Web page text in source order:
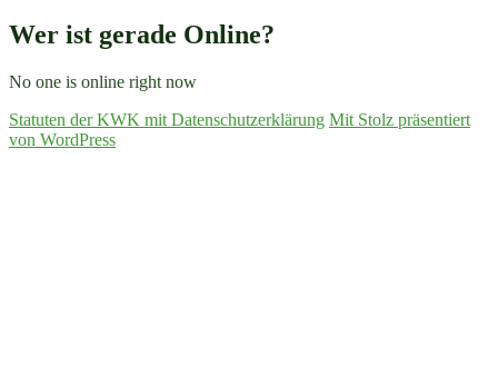
Wer ist gerade Online?
No one is online right now
Statuten der KWK mit Datenschutzerklärung Mit Stolz präsentiert
von WordPress